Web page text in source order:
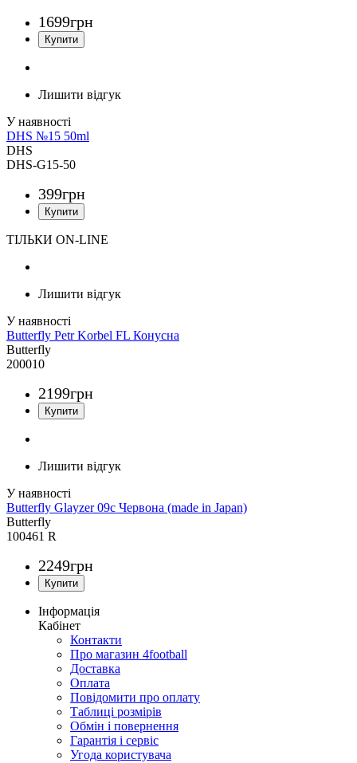
1699грн
Лишити відгук
DHS №15 50ml
DHS
DHS-G15-50
399грн
ТІЛЬКИ ON-LINE
Лишити відгук
Butterfly Petr Korbel FL Конусна
Butterfly
200010
2199грн
Лишити відгук
Butterfly Glayzer 09c Червона (made in Japan)
Butterfly
100461 R
2249грн
Інформація
Кабінет
Контакти
Про магазин 4football
Доставка
Оплата
Повідомити про оплату
Таблиці розмірів
Обмін і повернення
Гарантія і сервіс
Угода користувача